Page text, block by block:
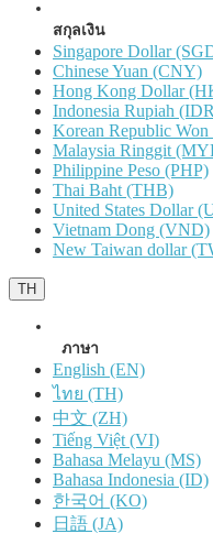
สกุลเงิน
Singapore Dollar
Chinese Yuan (CNY)
Hong Kong Dollar
Indonesia Rupiah
Korean Republic
Malaysia Ringgit
Philippine Peso (PHP)
Thai Baht (THB)
United States Dollar
Vietnam Dong (VND)
New Taiwan dollar
TH
ภาษา
English (EN)
ไทย (TH)
中文 (ZH)
Tiếng Việt (VI)
Bahasa Melayu (MS)
Bahasa Indonesia (ID)
한국어 (KO)
日語 (JA)